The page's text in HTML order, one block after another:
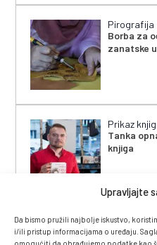
Upravljajte
Da bismo pružili najbolje iskustvo,
i/ili pristup informacijama o uređaju.
Pirografija
Borba za
zanatske
Prikaz
Tanka
knjiga